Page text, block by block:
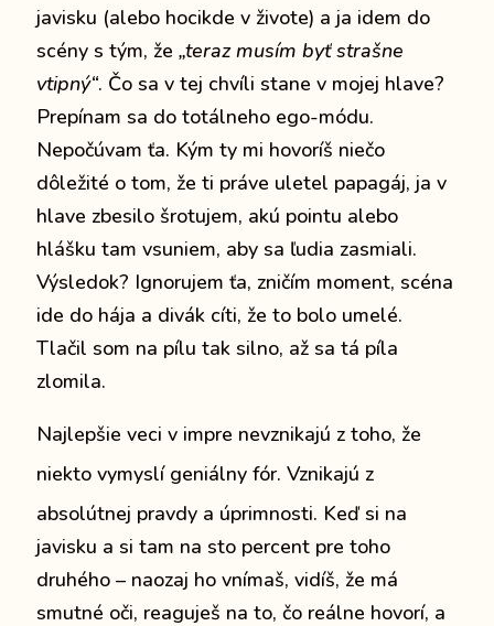
javisku (alebo hocikde v živote) a ja idem do
scény s tým, že „teraz musím byť strašne
vtipný“. Čo sa v tej chvíli stane v mojej hlave?
Prepínam sa do totálneho ego-módu.
Nepočúvam ťa. Kým ty mi hovoríš niečo
dôležité o tom, že ti práve uletel papagáj, ja v
hlave zbesilo šrotujem, akú pointu alebo
hlášku tam vsuniem, aby sa ľudia zasmiali.
Výsledok? Ignorujem ťa, zničím moment, scéna
ide do hája a divák cíti, že to bolo umelé.
Tlačil som na pílu tak silno, až sa tá píla
zlomila.
Najlepšie veci v impre nevznikajú z toho, že
niekto vymyslí geniálny fór. Vznikajú z
absolútnej pravdy a úprimnosti. Keď si na
javisku a si tam na sto percent pre toho
druhého – naozaj ho vnímaš, vidíš, že má
smutné oči, reaguješ na to, čo reálne hovorí, a